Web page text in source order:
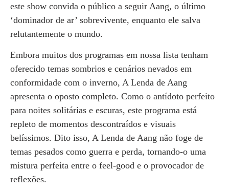
este show convida o público a seguir Aang, o último
‘dominador de ar’ sobrevivente, enquanto ele salva
relutantemente o mundo.
Embora muitos dos programas em nossa lista tenham
oferecido temas sombrios e cenários nevados em
conformidade com o inverno, A Lenda de Aang
apresenta o oposto completo. Como o antídoto perfeito
para noites solitárias e escuras, este programa está
repleto de momentos descontraídos e visuais
belíssimos. Dito isso, A Lenda de Aang não foge de
temas pesados como guerra e perda, tornando-o uma
mistura perfeita entre o feel-good e o provocador de
reflexões.